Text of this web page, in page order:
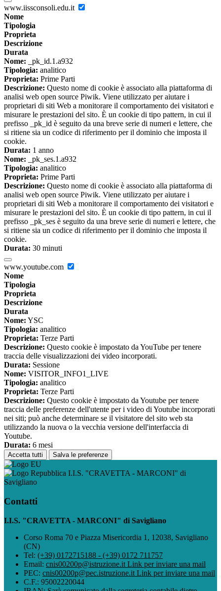
www.iissconsoli.edu.it
Nome
Tipologia
Proprieta
Descrizione
Durata
Nome: _pk_id.1.a932
Tipologia: analitico
Proprieta: Prime Parti
Descrizione: Questo nome di cookie è associato alla piattaforma di
analisi web open source Piwik. Viene utilizzato per aiutare i
proprietari di siti Web a monitorare il comportamento dei visitatori e
misurare le prestazioni del sito. È un cookie di tipo pattern, in cui il
prefisso _pk_id è seguito da una breve serie di numeri e lettere, che
si ritiene sia un codice di riferimento per il dominio che imposta il
cookie.
Durata: 1 anno
Nome: _pk_ses.1.a932
Tipologia: analitico
Proprieta: Prime Parti
Descrizione: Questo nome di cookie è associato alla piattaforma di
analisi web open source Piwik. Viene utilizzato per aiutare i
proprietari di siti Web a monitorare il comportamento dei visitatori e
misurare le prestazioni del sito. È un cookie di tipo pattern, in cui il
prefisso _pk_ses è seguito da una breve serie di numeri e lettere, che
si ritiene sia un codice di riferimento per il dominio che imposta il
cookie.
Durata: 30 minuti
www.youtube.com
Nome
Tipologia
Proprieta
Descrizione
Durata
Nome: YSC
Tipologia: analitico
Proprieta: Terze Parti
Descrizione: Questo cookie è impostato da YouTube per tenere
traccia delle visualizzazioni dei video incorporati.
Durata: Sessione
Nome: VISITOR_INFO1_LIVE
Tipologia: analitico
Proprieta: Terze Parti
Descrizione: Questo cookie è impostato da Youtube per tenere
traccia delle preferenze dell'utente per i video di Youtube incorporati
nei siti; può anche determinare se il visitatore del sito web sta
utilizzando la nuova o la vecchia versione dell'interfaccia di
Youtube.
Durata: 6 mesi
Accetta tutti Salva le preferenze
I.I.S. "CRAVETTA - MARCONI" di
Savigliano
Contatti
I.I.S. "CRAVETTA - MARCONI" di Savigliano
Corso Roma 70 e Piazza Misericordia 1, 12038, Savigliano
(CN)
Tel: (+39) 0172715188 - (+39) 0172 711757
Email: cnis00200p@istruzione.it Link per inviare una mail
PEC: cnis00200p@pec.istruzione.it Link per inviare una mail
C.F.: 95002220044